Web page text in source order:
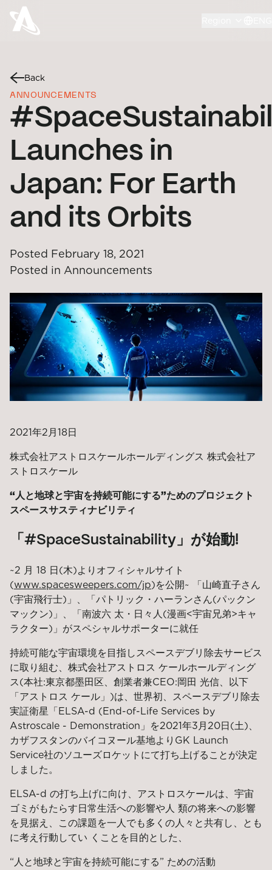
Back
ANNOUNCEMENTS
Launches in
Japan: For Earth
and its Orbits
Posted February 18, 2021
Posted in Announcements
2021年2月18日
株式会社アストロスケールホールディングス 株式会社ア
ストロスケール
“人と地球と宇宙を持続可能にする”ためのプロジェクト
スペースサスティナビリティ
「#SpaceSustainability」が始動!
~2 月 18 日(木)よりオフィシャルサイト
(www.spacesweepers.com/jp)を公開~ 「山崎直子さん
(宇宙飛行士)」、「パトリック・ハーランさん(パックン
マックン)」、「南波六 太・日々人(漫画<宇宙兄弟>キャ
ラクター)」がスペシャルサポーターに就任
持続可能な宇宙環境を目指しスペースデブリ除去サービス
に取り組む、株式会社アストロス ケールホールディング
ス(本社:東京都墨田区、創業者兼CEO:岡田 光信、以下
「アストロス ケール」)は、世界初、スペースデブリ除去
実証衛星「ELSA-d (End-of-Life Services by
Astroscale - Demonstration」を2021年3月20日(土)、
カザフスタンのバイコヌール基地よりGK Launch
Service社のソユーズロケットにて打ち上げることが決定
しました。
ELSA-d の打ち上げに向け、アストロスケールは、宇宙
ゴミがもたらす日常生活への影響や人 類の将来への影響
を見据え、この課題を一人でも多くの人々と共有し、とも
に考え行動してい くことを目的とした、
“人と地球と宇宙を持続可能にする” ための活動